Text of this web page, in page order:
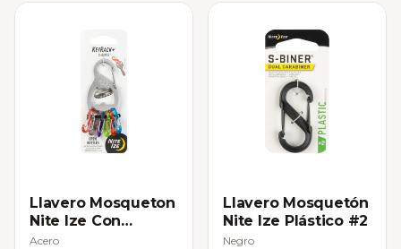
Llavero Mosqueton
Nite Ize Con
Destapador
Acero
Llavero Mosquetón
Nite Ize Plástico #2
Negro